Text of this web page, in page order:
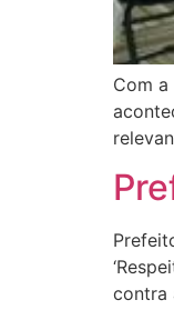
Com
contra